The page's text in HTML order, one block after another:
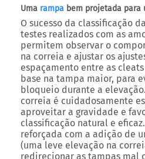
Uma rampa bem projetada
O sucesso da classificação
testes realizados com as
permitem observar o
na correia e ajustar os
espaçamento entre as
base na tampa maior, para
bloqueio durante a
correia é cuidadosamente
aproveitar a gravidade e
classificação natural e
reforçada com a adição de
(uma leve elevação na
redirecionar as tampas mal